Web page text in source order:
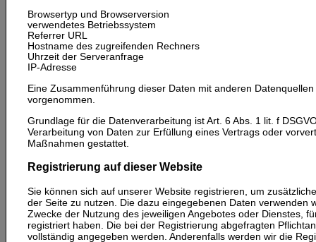
Browsertyp und Browserversion
verwendetes Betriebssystem
Referrer URL
Hostname des zugreifenden Rechners
Uhrzeit der Serveranfrage
IP-Adresse
Eine Zusammenführung dieser Daten mit anderen
vorgenommen.
Grundlage für die Datenverarbeitung ist Art. 6 Abs. 1 lit. f
Verarbeitung von Daten zur Erfüllung eines Vertrags oder
Maßnahmen gestattet.
Registrierung auf dieser Website
Sie können sich auf unserer Website registrieren, um
der Seite zu nutzen. Die dazu eingegebenen Daten verwenden
Zwecke der Nutzung des jeweiligen Angebotes oder Dienstes,
registriert haben. Die bei der Registrierung abgefragten
vollständig angegeben werden. Anderenfalls werden wir die